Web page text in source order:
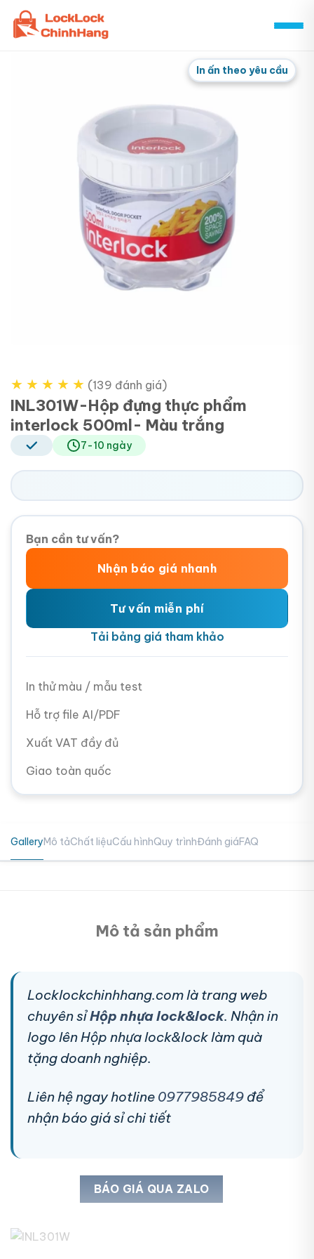
Skip
content
In ấn theo yêu cầu
★ ★ ★ ★ ★ (139 đánh giá)
INL301W-Hộp đựng thực phẩm
interlock 500ml- Màu trắng
7-10 ngày
Bạn cần tư vấn?
Nhận báo giá nhanh
Tư vấn miễn phí
Tải bảng giá tham khảo
In thử màu / mẫu test
Hỗ trợ file AI/PDF
Xuất VAT đầy đủ
Giao toàn quốc
GalleryMô tảChất liệuCấu hìnhQuy trìnhĐánh giáFAQ
Mô tả sản phẩm
Locklockchinhhang.com là trang web
chuyên sỉHộp nhựa lock&lock. Nhận in
logo lên Hộp nhựa lock&lock làm quà
tặng doanh nghiệp.
Liên hệ ngay hotline 0977985849 để
nhận báo giá sỉ chi tiết
BÁO GIÁ QUA ZALO